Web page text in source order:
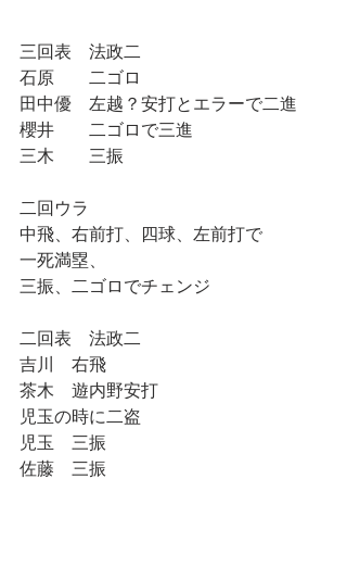
三回表　法政二
石原　　二ゴロ
田中優　左越？安打とエラーで二進
櫻井　　二ゴロで三進
三木　　三振
二回ウラ
中飛、右前打、四球、左前打で
一死満塁、
三振、二ゴロでチェンジ
二回表　法政二
吉川　右飛
茶木　遊内野安打
児玉の時に二盗
児玉　三振
佐藤　三振